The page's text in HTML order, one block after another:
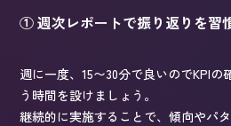
① 週次レポートで振り返りを習
週に一度、15〜30分で良いのでKPI
う時間を設けましょう。
継続的に実施することで、傾向やパ